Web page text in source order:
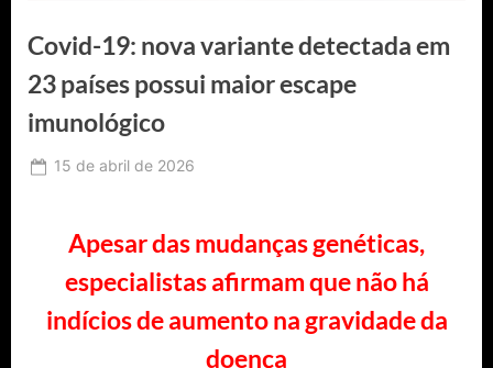
Covid-19: nova variante detectada em
23 países possui maior escape
imunológico
Posted
15 de abril de 2026
Apesar das mudanças genéticas,
especialistas afirmam que não há
indícios de aumento na gravidade da
doença